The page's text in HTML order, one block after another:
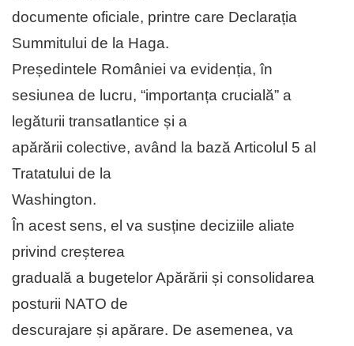
documente oficiale, printre care Declarația
Summitului de la Haga.
Președintele României va evidenția, în
sesiunea de lucru, “importanța crucială” a
legăturii transatlantice și a
apărării colective, având la bază Articolul 5 al
Tratatului de la
Washington.
În acest sens, el va susține deciziile aliate
privind creșterea
graduală a bugetelor Apărării și consolidarea
posturii NATO de
descurajare și apărare. De asemenea, va